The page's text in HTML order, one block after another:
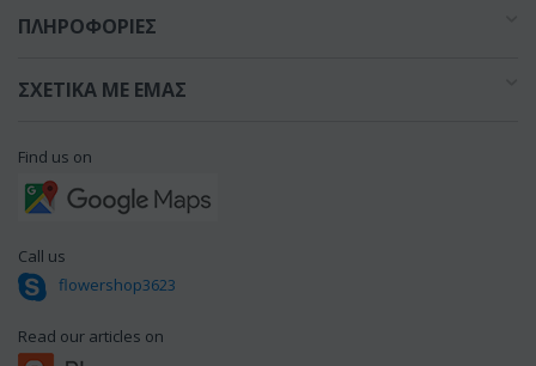
ΠΛΗΡΟΦΟΡΊΕΣ
ΣΧΕΤΙΚΆ ΜΕ ΕΜΆΣ
Find us on
Call us
flowershop3623
Read our articles on